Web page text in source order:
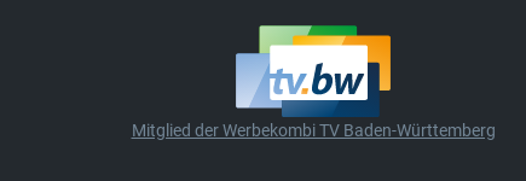
Mitglied der Werbekombi TV Baden-Württemberg